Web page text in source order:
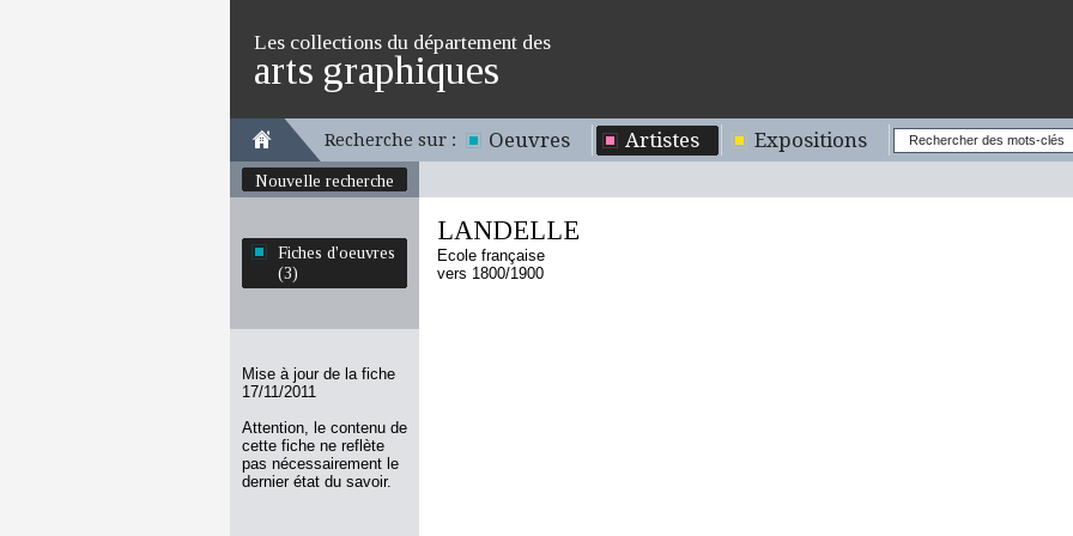
Les collections du département des
arts graphiques
Recherche sur : Oeuvres Artistes Expositions
Nouvelle recherche
Fiches d'oeuvres
(3)
Mise à jour de la fiche
17/11/2011
Attention, le contenu de
cette fiche ne reflète
pas nécessairement le
dernier état du savoir.
LANDELLE
Ecole française
vers 1800/1900